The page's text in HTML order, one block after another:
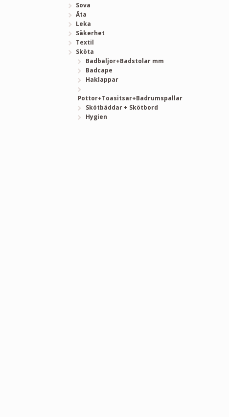
Sova
Äta
Leka
Säkerhet
Textil
Sköta
Badbaljor+Badstolar mm
Badcape
Haklappar
Pottor+Toasitsar+Badrumspallar
Skötbäddar + Skötbord
Hygien